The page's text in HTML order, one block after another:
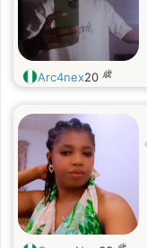
Arc4nex20 歳